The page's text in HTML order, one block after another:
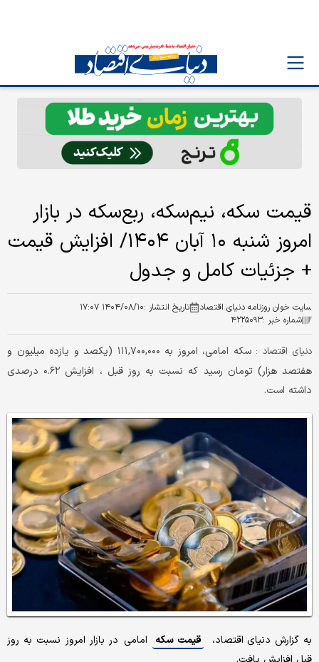
قیمت سکه، نیم‌سکه، ربع‌سکه در بازار
امروز شنبه ۱۰ آبان ۱۴۰۴/ افزایش قیمت
+ جزئیات کامل و جدول
سایت خوان روزنامه دنیای اقتصاد تاریخ انتشار :۱۴۰۴/۰۸/۱۰ ۱۷:۰۷
شماره خبر :۴۲۲۵۰۹۳
دنیای اقتصاد :
سکه امامی، امروز به ۱۱۱,۷۰۰,۰۰۰ (یکصد و یازده میلیون و
هفتصد هزار) تومان رسید که نسبت به روز قبل ، افزایش ۰.۶۲ درصدی
داشته است.
به گزارش دنیای اقتصاد، قیمت سکه
امامی در بازار امروز نسبت به روز